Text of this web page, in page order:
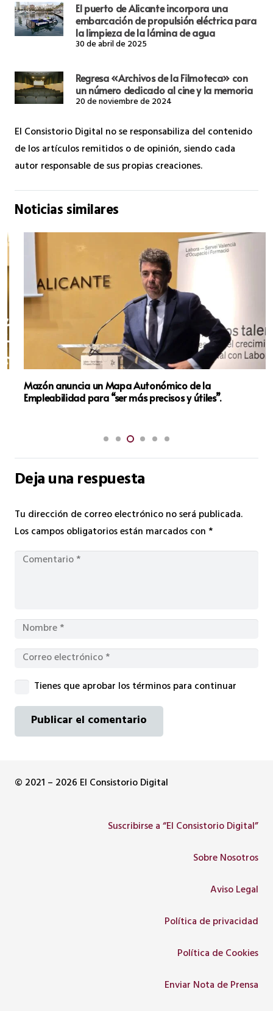
El puerto de Alicante incorpora una
embarcación de propulsión eléctrica para
la limpieza de la lámina de agua
30 de abril de 2025
Regresa «Archivos de la Filmoteca» con
un número dedicado al cine y la memoria
20 de noviembre de 2024
El Consistorio Digital no se responsabiliza del contenido
de los artículos remitidos o de opinión, siendo cada
autor responsable de sus propias creaciones.
Noticias similares
Mazón anuncia un Mapa Autonómico de la
Empleabilidad para “ser más precisos y útiles”.
Deja una respuesta
Tu dirección de correo electrónico no será publicada.
Los campos obligatorios están marcados con*
Tienes que aprobar los términos para continuar
Publicar el comentario
© 2021 – 2026 El Consistorio Digital
Suscribirse a “El Consistorio Digital”
Sobre Nosotros
Aviso Legal
Política de privacidad
Política de Cookies
Enviar Nota de Prensa